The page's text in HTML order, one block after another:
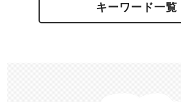
キーワード一覧